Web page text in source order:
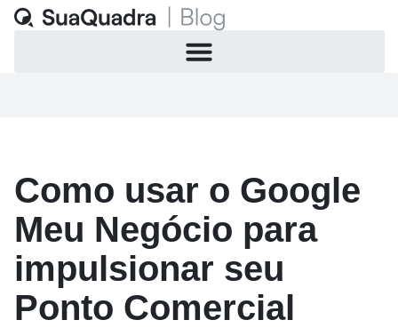
Como usar o Google
Meu Negócio para
impulsionar seu
Ponto Comercial